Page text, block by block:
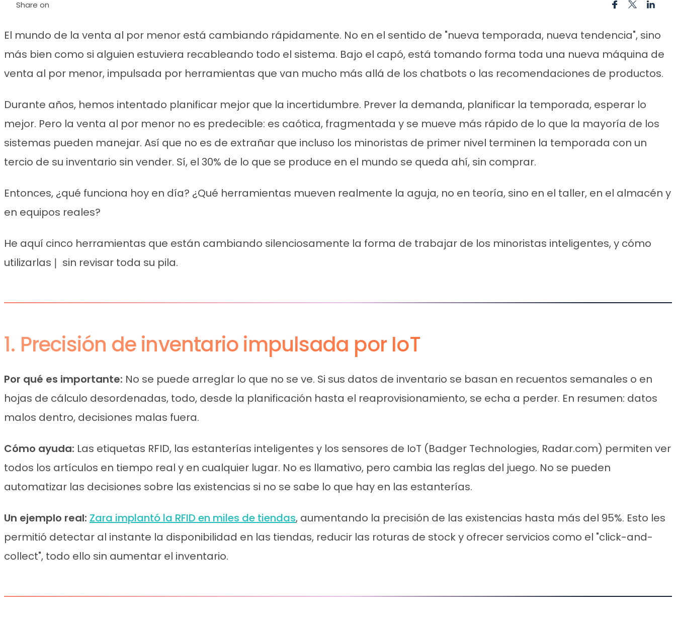
Share on
El mundo de la venta al por menor está cambiando rápidamente. No en el sentido de "nueva temporada, nueva tendencia", sino
más bien como si alguien estuviera recableando todo el sistema. Bajo el capó, está tomando forma toda una nueva máquina de
venta al por menor, impulsada por herramientas que van mucho más allá de los chatbots o las recomendaciones de productos.
Durante años, hemos intentado planificar mejor que la incertidumbre. Prever la demanda, planificar la temporada, esperar lo
mejor. Pero la venta al por menor no es predecible: es caótica, fragmentada y se mueve más rápido de lo que la mayoría de los
sistemas pueden manejar. Así que no es de extrañar que incluso los minoristas de primer nivel terminen la temporada con un
tercio de su inventario sin vender. Sí, el 30% de lo que se produce en el mundo se queda ahí, sin comprar.
Entonces, ¿qué funciona hoy en día? ¿Qué herramientas mueven realmente la aguja, no en teoría, sino en el taller, en el almacén y
en equipos reales?
He aquí cinco herramientas que están cambiando silenciosamente la forma de trabajar de los minoristas inteligentes, y cómo
utilizarlas❘ sin revisar toda su pila.
1. Precisión de inventario impulsada por IoT
Por qué es importante: No se puede arreglar lo que no se ve. Si sus datos de inventario se basan en recuentos semanales o en
hojas de cálculo desordenadas, todo, desde la planificación hasta el reaprovisionamiento, se echa a perder. En resumen: datos
malos dentro, decisiones malas fuera.
Cómo ayuda: Las etiquetas RFID, las estanterías inteligentes y los sensores de IoT (Badger Technologies, Radar.com) permiten ver
todos los artículos en tiempo real y en cualquier lugar. No es llamativo, pero cambia las reglas del juego. No se pueden
automatizar las decisiones sobre las existencias si no se sabe lo que hay en las estanterías.
Un ejemplo real: Zara implantó la RFID en miles de tiendas, aumentando la precisión de las existencias hasta más del 95%. Esto les
permitió detectar al instante la disponibilidad en las tiendas, reducir las roturas de stock y ofrecer servicios como el "click-and-
collect", todo ello sin aumentar el inventario.